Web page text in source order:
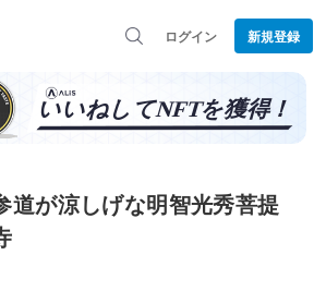
ログイン 新規登録
道が涼しげな明智光秀菩提